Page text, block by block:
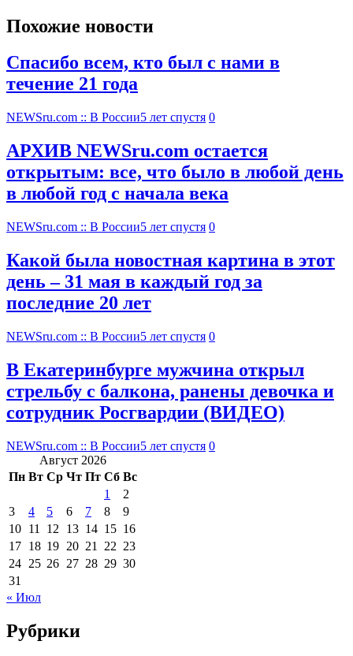
Похожие новости
Спасибо всем, кто был с нами в
течение 21 года
NEWSru.com :: В России5 лет спустя 0
АРХИВ NEWSru.com остается
открытым: все, что было в любой день
в любой год с начала века
NEWSru.com :: В России5 лет спустя 0
Какой была новостная картина в этот
день – 31 мая в каждый год за
последние 20 лет
NEWSru.com :: В России5 лет спустя 0
В Екатеринбурге мужчина открыл
стрельбу с балкона, ранены девочка и
сотрудник Росгвардии (ВИДЕО)
NEWSru.com :: В России5 лет спустя 0
Август 2026
Пн Вт Ср Чт Пт Сб Вс
1
2
3
4 5 6 7 8
9
10 11 12 13 14 15 16
17 18 19 20 21 22 23
24 25 26 27 28 29 30
31
« Июл
Рубрики